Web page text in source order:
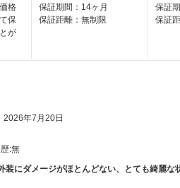
格
保
が
保証期間：14ヶ月
保証距離：無制限
保証
保証
2026年7月20日
:無
にダメージがほとんどない、とても綺麗な